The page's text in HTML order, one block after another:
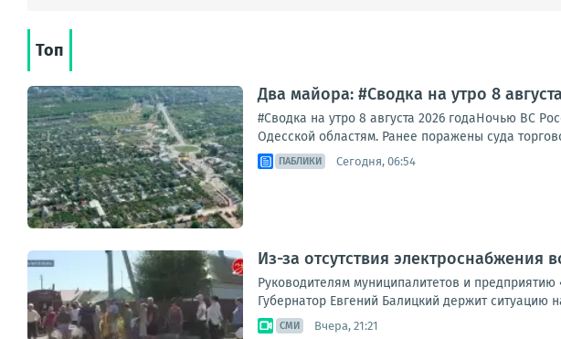
Топ
Два майора: #Сводка на утро 8
#Сводка на утро 8 августа 2026 годаНочью ВС
Одесской областям. Ранее поражены суда
ПАБЛИКИ Сегодня, 06:54
Из-за отсутствия
Руководителям муниципалитетов и
Губернатор Евгений Балицкий держит ситуацию
СМИ Вчера, 21:21